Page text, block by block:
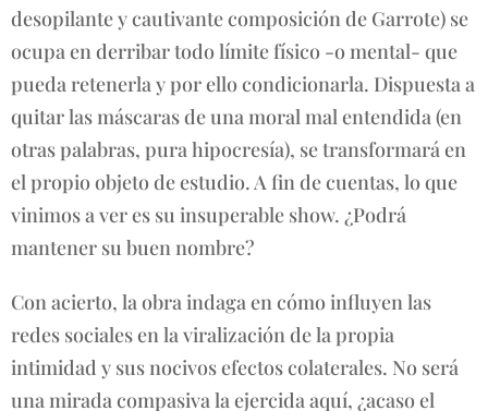
desopilante y cautivante composición de Garrote) se
ocupa en derribar todo límite físico -o mental- que
pueda retenerla y por ello condicionarla. Dispuesta a
quitar las máscaras de una moral mal entendida (en
otras palabras, pura hipocresía), se transformará en
el propio objeto de estudio. A fin de cuentas, lo que
vinimos a ver es su insuperable show. ¿Podrá
mantener su buen nombre?
Con acierto, la obra indaga en cómo influyen las
redes sociales en la viralización de la propia
intimidad y sus nocivos efectos colaterales. No será
una mirada compasiva la ejercida aquí, ¿acaso el